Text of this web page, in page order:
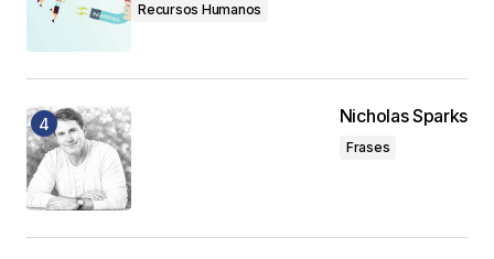
Recursos Humanos
Nicholas Sparks
Frases